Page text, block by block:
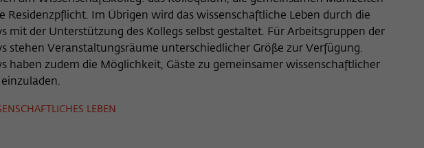
Residenzpflicht. Im Übrigen wird das wissenschaftliche Leben durch die
mit der Unterstützung des Kollegs selbst gestaltet. Für Arbeitsgruppen der
stehen Veranstaltungsräume unterschiedlicher Größe zur Verfügung.
haben zudem die Möglichkeit, Gäste zu gemeinsamer wissenschaftlicher
LEBEN